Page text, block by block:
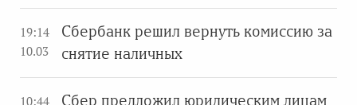
19:14
10.03
Сбербанк решил вернуть комиссию за
снятие наличных
10:44
Сбер предложил юридическим лицам